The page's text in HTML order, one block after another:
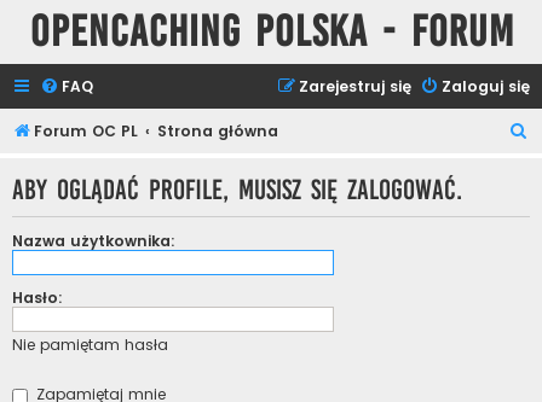
Opencaching Polska - Forum
FAQ Zaloguj się
Zarejestruj się
Forum OC PL Strona główna
k
Aby oglądać profile, musisz się zalogować.
Nazwa użytkownika:
Hasło:
Nie pamiętam hasła
Zapamiętaj mnie